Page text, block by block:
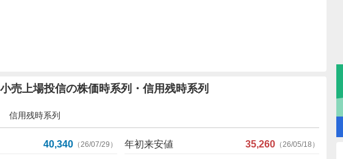
売上場投信の株価時系列・信用残時系列
信用残時系列
40,340 （ 26/07/29 ） 年初来安値 35,260 （ 26/05/18 ）